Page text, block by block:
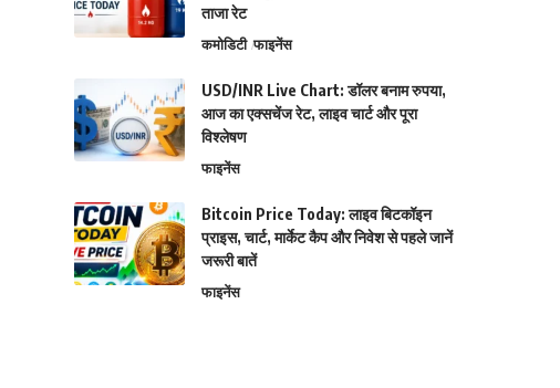
ताजा रेट
कमोडिटी फाइनेंस
USD/INR Live Chart: डॉलर बनाम रुपया,
आज का एक्सचेंज रेट, लाइव चार्ट और पूरा
विश्लेषण
फाइनेंस
Bitcoin Price Today: लाइव बिटकॉइन
प्राइस, चार्ट, मार्केट कैप और निवेश से पहले जानें
जरूरी बातें
फाइनेंस